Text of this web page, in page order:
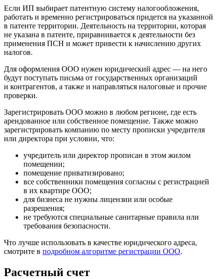
Если ИП выбирает патентную систему налогообложения,
работать и временно регистрироваться придется на указанной
в патенте территории. Деятельность на территории, которая
не указана в патенте, приравнивается к деятельности без
применения ПСН и может привести к начислению других
налогов.
Для оформления ООО нужен юридический адрес — на него
будут поступать письма от государственных организаций
и контрагентов, а также и направляться налоговые и прочие
проверки.
Зарегистрировать ООО можно в любом регионе, где есть
арендованное или собственное помещение. Также можно
зарегистрировать компанию по месту прописки учредителя
или директора при условии, что:
учредитель или директор прописан в этом жилом
помещении;
помещение приватизировано;
все собственники помещения согласны с регистрацией
в их квартире ООО;
для бизнеса не нужны лицензии или особые
разрешения;
не требуются специальные санитарные правила или
требования безопасности.
Что лучше использовать в качестве юридического адреса,
смотрите в подробном алгоритме регистрации ООО.
Расчетный счет